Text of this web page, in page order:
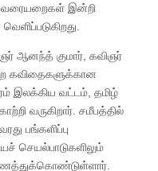
வரையறைகள் இன்றி
ஆனந்த் குமார், கவிஞர்
கவிதைகளுக்கான
இலக்கிய வட்டம், தமிழ்
வருகிறார். சமீபத்தில்
பங்களிப்பு
செயல்பாடுகளிலும்